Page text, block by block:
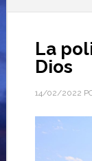
La
Dios
14/02/2022